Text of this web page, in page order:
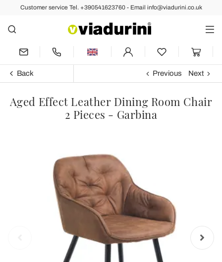
Customer service Tel. +390541623760 - Email info@viadurini.co.uk
Back Previous Next
Aged Effect Leather Dining Room Chair
2 Pieces - Garbina